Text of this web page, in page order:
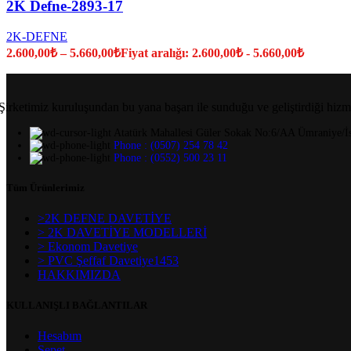
2K Defne-2893-17
2K-DEFNE
2.600,00₺ –5.660,00₺Fiyat aralığı: 2.600,00₺ - 5.660,00₺
kuruluşundan bu yana başarı ile sunduğu ve geliştirdiği
Phone : (0507) 254 78 42
Phone : (0552) 500 23 11
>2K DEFNE DAVETİYE
> 2K DAVETİYE MODELLERİ
> Ekonom Davetiye
> PVC Şeffaf Davetiye1453
HAKKIMIZDA
Hesabım